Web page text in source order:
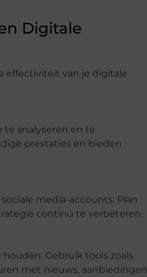
Digitale
effectiviteit van je digitale
te analyseren en te
prestaties en bieden
media-accounts. Plan
continu te verbeteren.
Gebruik tools zoals
met nieuws, aanbiedingen